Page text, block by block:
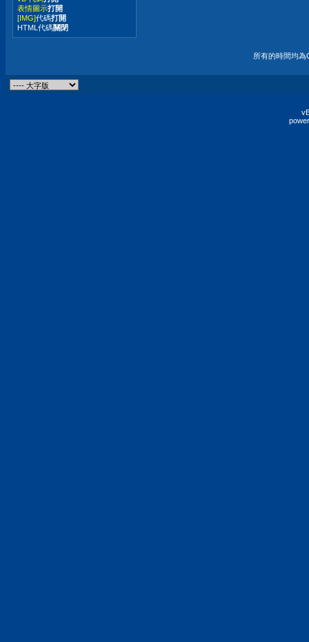
表情圖示打開
[IMG]代碼打開
HTML代碼關閉
所有的時間均為